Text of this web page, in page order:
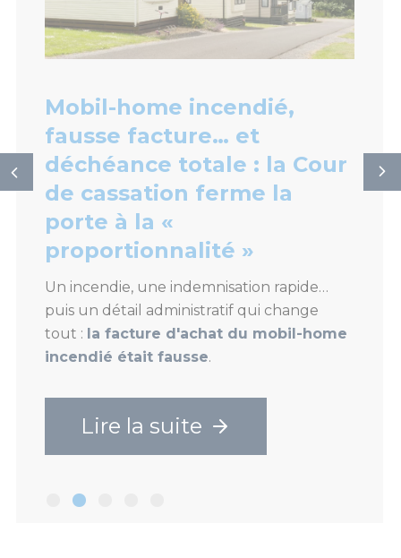
Mobil-home incendié,
fausse facture… et
déchéance totale : la Cour
de cassation ferme la
porte à la «
proportionnalité »
Un incendie, une indemnisation rapide…
puis un détail administratif qui change
tout : la facture d'achat du mobil-home
incendié était fausse.
Lire la suite